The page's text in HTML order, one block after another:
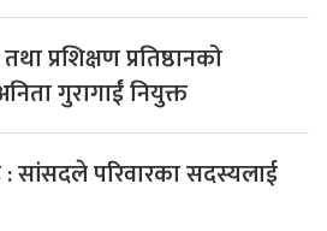
प्रशिक्षण प्रतिष्ठानको
गुरागाईं नियुक्त
सांसदले परिवारका सदस्यलाई